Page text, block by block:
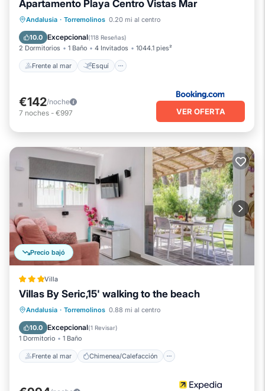
Apartamento Playa Centro Vistas Mar
Andalusia · Torremolinos 0.20 mi al centro
10.0 Excepcional(118 Reseñas)
2 Dormitorios 1 Baño 4 Invitados 1044.1 pies²
Frente al mar Esquí
Frente al mar
Esquí
Chimenea/Calefacción
€142/noche
7 noches - €997 VER OFERTA
Precio bajó
Villa
Villas By Seric,15' walking to the beach
Andalusia · Torremolinos 0.88 mi al centro
10.0 Excepcional(1 Revisar)
1 Dormitorio 1 Baño
Frente al mar Chimenea/Calefacción
Frente al mar
Chimenea/Calefacción
Piscina
Vista al mar